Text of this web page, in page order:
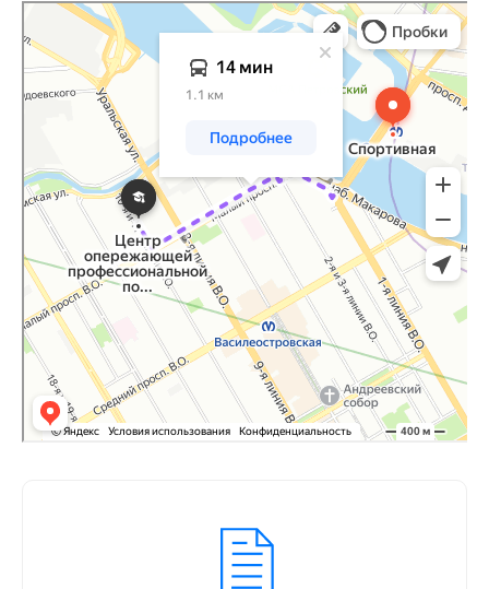
Санкт‑Петербург
Яндекс Карты